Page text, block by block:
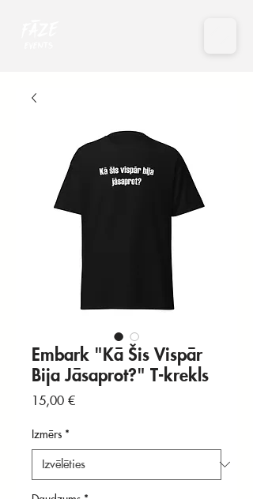
Embark "Kā Šis Vispār
Bija Jāsaprot?" T-krekls
15,00 €Cena
Izmērs *